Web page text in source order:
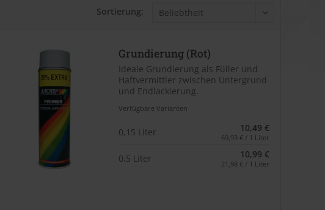
Sortierung:
Grundierung (Rot)
Ideale Grundierung als Füller und
Haftvermittler zwischen Untergrund
und Endlackierung.
Verfügbare Varianten
0,15 Liter 10,49 €
69,93 € / 1 Liter
0,5 Liter 10,99 €
21,98 € / 1 Liter